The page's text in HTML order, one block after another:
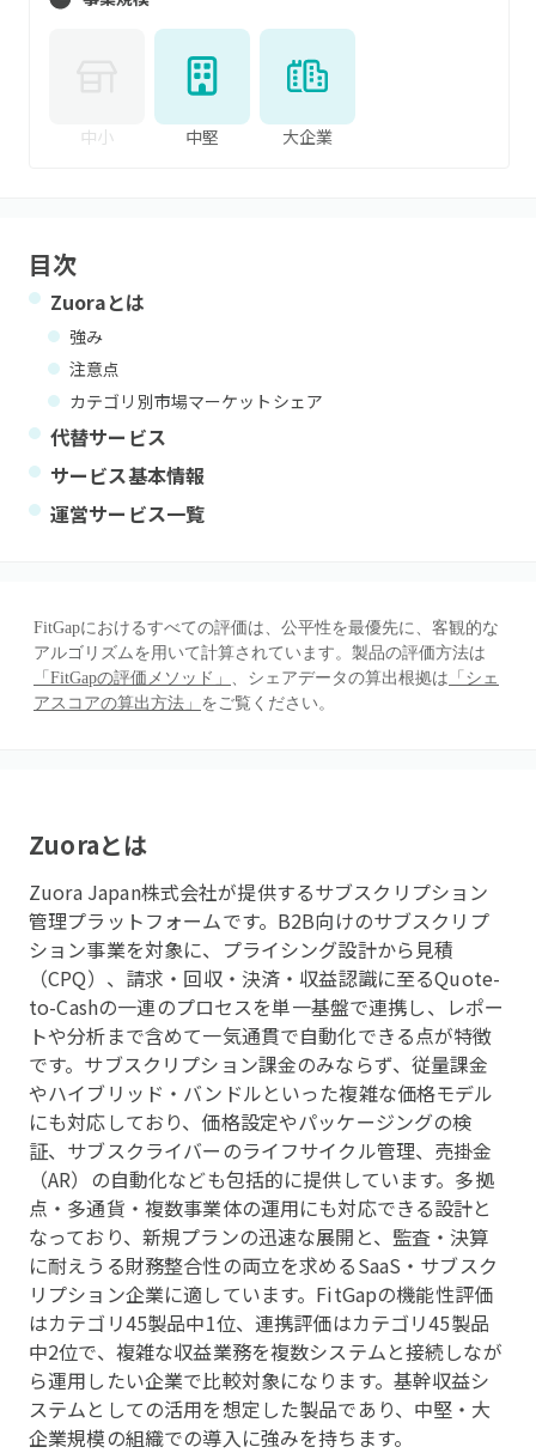
中小 中堅 大企業
目次
Zuoraとは
強み
注意点
カテゴリ別市場マーケットシェア
代替サービス
サービス基本情報
運営サービス一覧
FitGapにおけるすべての評価は、公平性を最優先に、客観的な
アルゴリズムを用いて計算されています。製品の評価方法は
「FitGapの評価メソッド」 、シェアデータの算出根拠は 「シェ
アスコアの算出方法」 をご覧ください。
Zuoraとは
Zuora Japan株式会社が提供するサブスクリプション
管理プラットフォームです。B2B向けのサブスクリプ
ション事業を対象に、プライシング設計から見積
（CPQ）、請求・回収・決済・収益認識に至るQuote-
to-Cashの一連のプロセスを単一基盤で連携し、レポー
トや分析まで含めて一気通貫で自動化できる点が特徴
です。サブスクリプション課金のみならず、従量課金
やハイブリッド・バンドルといった複雑な価格モデル
にも対応しており、価格設定やパッケージングの検
証、サブスクライバーのライフサイクル管理、売掛金
（AR）の自動化なども包括的に提供しています。多拠
点・多通貨・複数事業体の運用にも対応できる設計と
なっており、新規プランの迅速な展開と、監査・決算
に耐えうる財務整合性の両立を求めるSaaS・サブスク
リプション企業に適しています。FitGapの機能性評価
はカテゴリ45製品中1位、連携評価はカテゴリ45製品
中2位で、複雑な収益業務を複数システムと接続しなが
ら運用したい企業で比較対象になります。基幹収益シ
ステムとしての活用を想定した製品であり、中堅・大
企業規模の組織での導入に強みを持ちます。